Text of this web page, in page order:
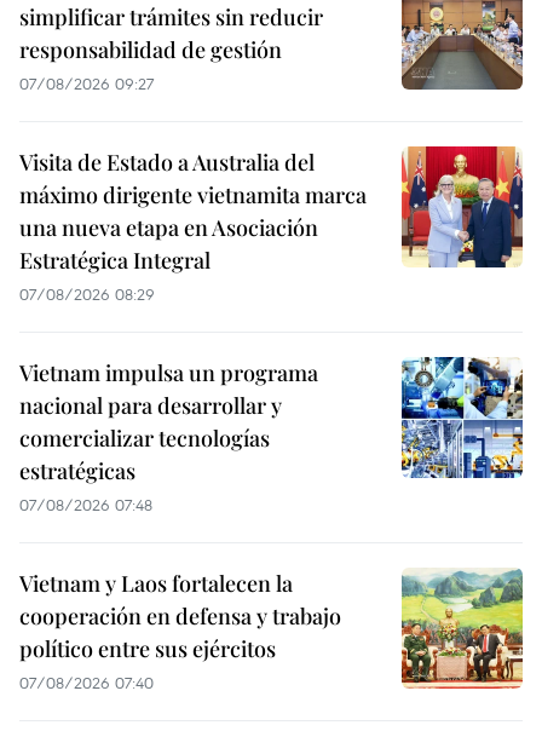
simplificar trámites sin reducir
responsabilidad de gestión
07/08/2026 09:27
Visita de Estado a Australia del
máximo dirigente vietnamita marca
una nueva etapa en Asociación
Estratégica Integral
07/08/2026 08:29
Vietnam impulsa un programa
nacional para desarrollar y
comercializar tecnologías
estratégicas
07/08/2026 07:48
Vietnam y Laos fortalecen la
cooperación en defensa y trabajo
político entre sus ejércitos
07/08/2026 07:40